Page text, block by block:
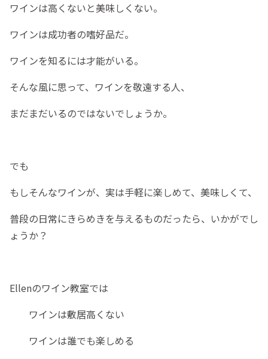
ワインは高くないと美味しくない。
ワインは成功者の嗜好品だ。
ワインを知るには才能がいる。
そんな風に思って、ワインを敬遠する人、
まだまだいるのではないでしょうか。
でも
もしそんなワインが、実は手軽に楽しめて、美味しくて、
普段の日常にきらめきを与えるものだったら、いかがでし
ょうか？
Ellenのワイン教室では
ワインは敷居高くない
ワインは誰でも楽しめる